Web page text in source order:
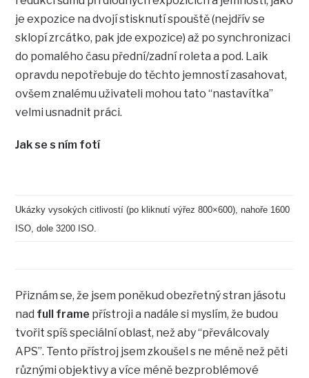
je expozice na dvojí stisknutí spouště (nejdřív se
sklopí zrcátko, pak jde expozice) až po synchronizaci
do pomalého času přední/zadní roleta a pod. Laik
opravdu nepotřebuje do těchto jemností zasahovat,
ovšem znalému uživateli mohou tato “nastavítka”
velmi usnadnit práci.
Jak se s ním fotí
Ukázky vysokých citlivostí (po kliknutí výřez 800×600), nahoře 1600
ISO, dole 3200 ISO.
Přiznám se, že jsem poněkud obezřetný stran jásotu
nad full frame přístroji a nadále si myslím, že budou
tvořit spíš speciální oblast, než aby “převálcovaly
APS”. Tento přístroj jsem zkoušel s ne méně než pěti
různými objektivy a více méně bezproblémové